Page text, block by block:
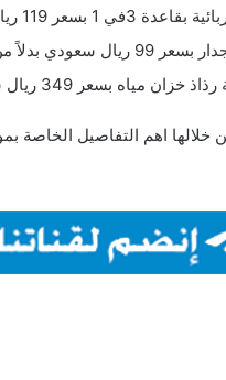
بدلا من 159 ريال سعودي.
129 ريال سعودي.
ريال سعودي بدلاً من 589 ريال سعودي.
خلالها اهم التفاصيل الخاصة